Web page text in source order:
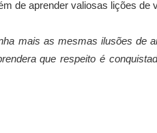
de aprender valiosas lições de
mais as mesmas ilusões de
que respeito é